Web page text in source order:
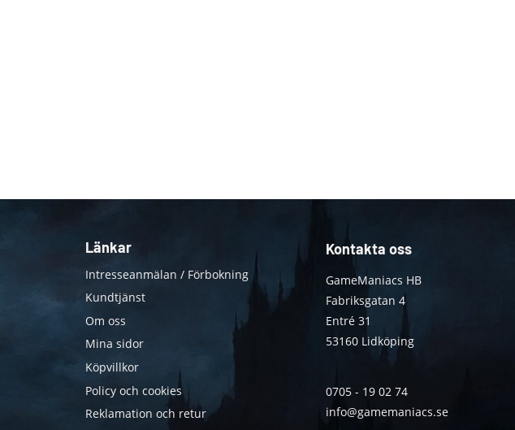
Länkar
Intresseanmälan / Förbokning
Kundtjänst
Om oss
Mina sidor
Köpvillkor
Policy och cookies
Reklamation och retur
Kontakta oss
GameManiacs HB
Fabriksgatan 4
Entré 31
53160 Lidköping
0705 - 19 02 74
info@gamemaniacs.se